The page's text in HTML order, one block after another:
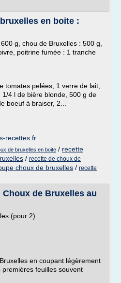
en boite :
g, chou de Bruxelles : 500 g,
poitrine fumée : 1 tranche
tomates pelées, 1 verre de lait,
4 l de bière blonde, 500 g de
boeuf à braiser, 2...
recettes.fr
de bruxelles en boite / recette
/ recette de choux de
choux de bruxelles / recette
de Bruxelles au
(pour 2)
en coupant légèrement
feuilles souvent